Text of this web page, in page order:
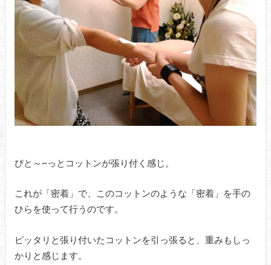
ぴと～~っとコットンが張り付く感じ。
これが「密着」で、このコットンのような「密着」を手の
ひらを使って行うのです。
ピッタリと張り付いたコットンを引っ張ると、重みもしっ
かりと感じます。